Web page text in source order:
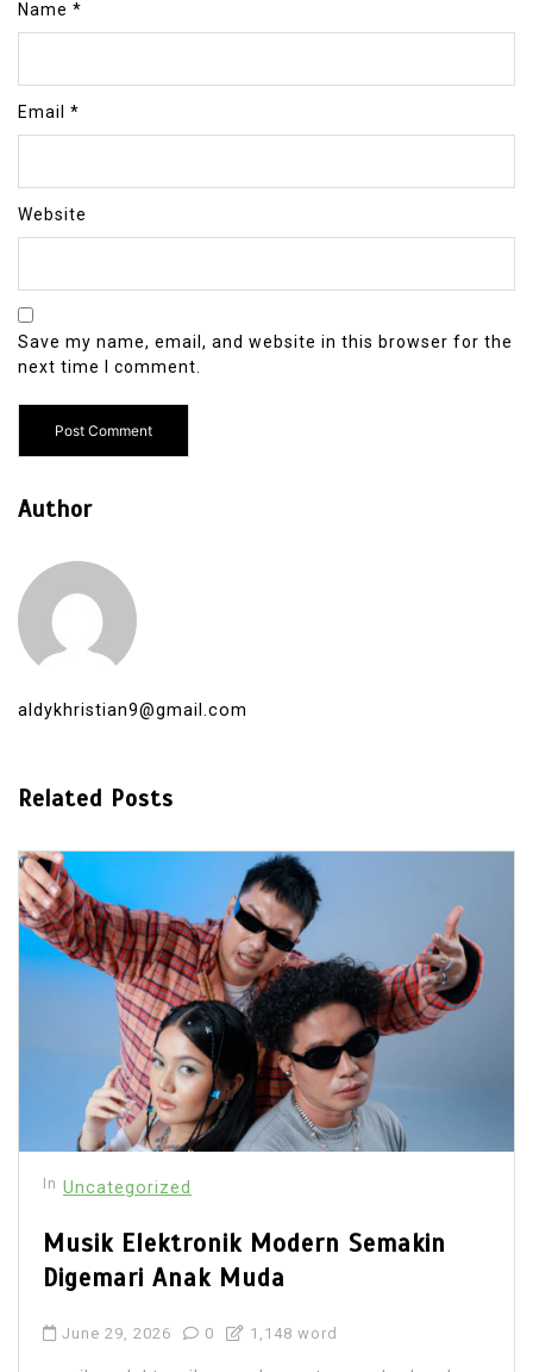
Name *
Email *
Website
Save my name, email, and website in this browser for the
next time I comment.
Author
aldykhristian9@gmail.com
Related Posts
In Uncategorized
Musik Elektronik Modern Semakin
Digemari Anak Muda
June 29, 2026 0 1,148 word